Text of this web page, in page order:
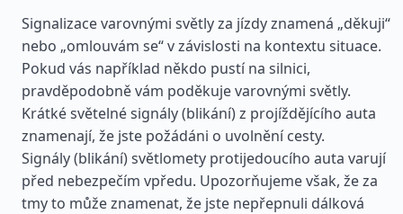
Signalizace varovnými světly za jízdy znamená „děkuji“
nebo „omlouvám se“ v závislosti na kontextu situace.
Pokud vás například někdo pustí na silnici,
pravděpodobně vám poděkuje varovnými světly.
Krátké světelné signály (blikání) z projíždějícího auta
znamenají, že jste požádáni o uvolnění cesty.
Signály (blikání) světlomety protijedoucího auta varují
před nebezpečím vpředu. Upozorňujeme však, že za
tmy to může znamenat, že jste nepřepnuli dálková